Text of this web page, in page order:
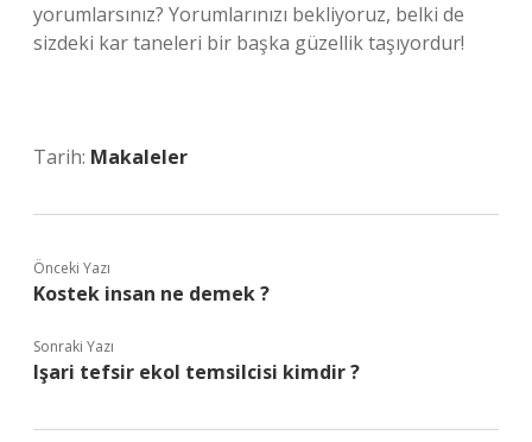
yorumlarsınız? Yorumlarınızı bekliyoruz, belki de
sizdeki kar taneleri bir başka güzellik taşıyordur!
Tarih: Makaleler
Önceki Yazı
Kostek insan ne demek ?
Sonraki Yazı
Işari tefsir ekol temsilcisi kimdir ?